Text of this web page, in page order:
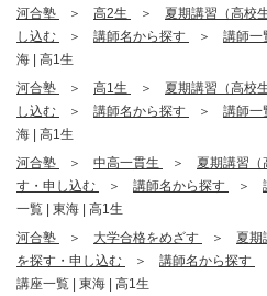
河合塾
高2生 夏期講習（高校
し込む
講師名から探す 講師一
海 | 高1生
河合塾
高1生 夏期講習（高校
し込む
講師名から探す 講師一
海 | 高1生
河合塾
中高一貫生 夏期講習（
す・申し込む
講師名から探す
一覧 | 東海 | 高1生
河合塾
大学合格をめざす 夏期
を探す・申し込む
講師名から探す
講座一覧 | 東海 | 高1生